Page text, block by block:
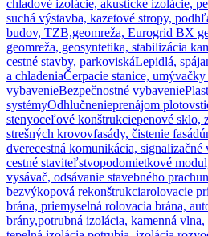
chladové izolácie, akustické izolácie,
suchá výstavba, kazetové stropy,
budov, TZB,geomreža, Eurogrid BX
geomreža, geosyntetika, stabilizácia
cestné stavby, parkoviskáLepidlá,
a chladeniaČerpacie stanice,
vybavenieBezpečnostné vybavenie
systémyOdhlučnenieprenájom plotov
stenyoceľové konštrukciepenové sklo,
strešných krovovfasády, čistenie fasád
dverecestná komunikácia, signalizačné
cestné staviteľstvopodomietkové
vysávač, odsávanie stavebného prachu
bezvýkopová rekonštrukciarolovacie
brána, priemyselná rolovacia brána,
brány,potrubná izolácia, kamenná